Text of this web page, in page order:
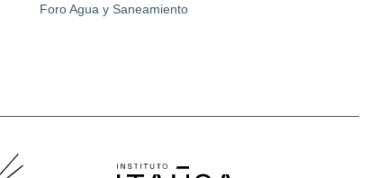
Foro Agua y Saneamiento